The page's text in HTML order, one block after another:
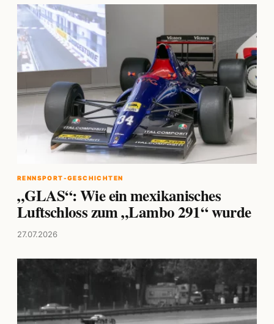
RENNSPORT-GESCHICHTEN
„GLAS“: Wie ein mexikanisches
Luftschloss zum „Lambo 291“ wurde
27.07.2026